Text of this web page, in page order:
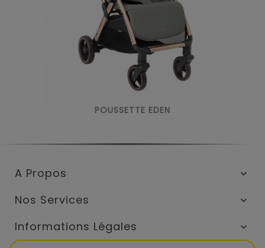
POUSSETTE EDEN
A Propos 
Nos Services 
Informations Légales 